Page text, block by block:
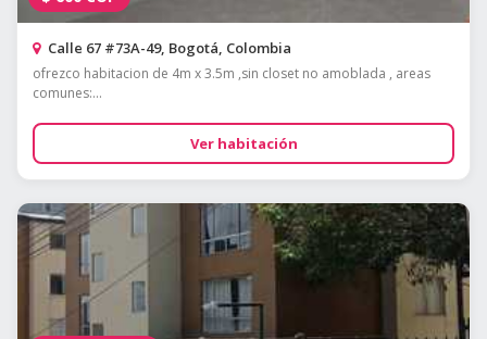
Calle 67 #73A-49, Bogotá, Colombia
ofrezco habitacion de 4m x 3.5m ,sin closet no amoblada , areas
comunes:...
Ver habitación